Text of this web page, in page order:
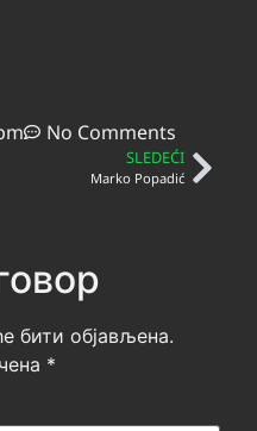
No Comments
SLEDEĆI
Marko Popadić
бити објављена.
*